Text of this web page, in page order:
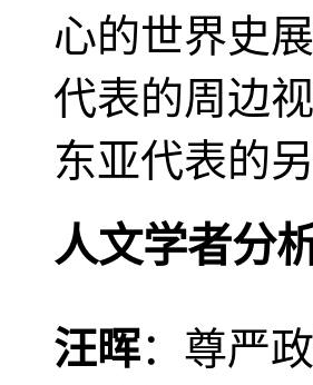
心的世界史
代表的周边
东亚代表的
人文学者分
汪晖：尊严